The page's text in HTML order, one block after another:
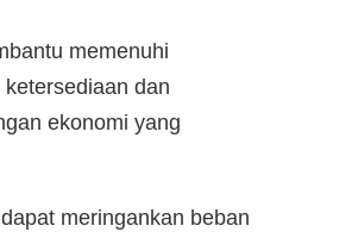
memenuhi
dan
ekonomi yang
meringankan beban